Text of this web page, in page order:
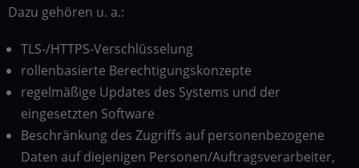
Dazu gehören u. a.:
TLS-/HTTPS-Verschlüsselung
rollenbasierte Berechtigungskonzepte
regelmäßige Updates des Systems und der
eingesetzten Software
Beschränkung des Zugriffs auf personenbezogene
Daten auf diejenigen Personen/Auftragsverarbeiter,